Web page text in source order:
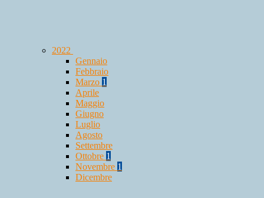
2022
Gennaio
Febbraio
Marzo 1
Aprile
Maggio
Giugno
Luglio
Agosto
Settembre
Ottobre 1
Novembre 1
Dicembre